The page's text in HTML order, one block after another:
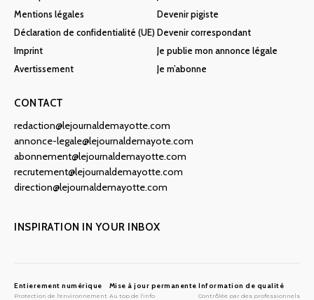
Mentions légales
Déclaration de confidentialité (UE)
Imprint
Avertissement
Devenir pigiste
Devenir correspondant
Je publie mon annonce légale
Je m’abonne
CONTACT
redaction@lejournaldemayotte.com
annonce-legale@lejournaldemayote.com
abonnement@lejournaldemayotte.com
recrutement@lejournaldemayotte.com
direction@lejournaldemayotte.com
INSPIRATION IN YOUR INBOX
Entierement numérique
Protection de l'environnement
Mise à jour permanente
Au top de l'info
Information de qualité
Contrôlée par des professionnels